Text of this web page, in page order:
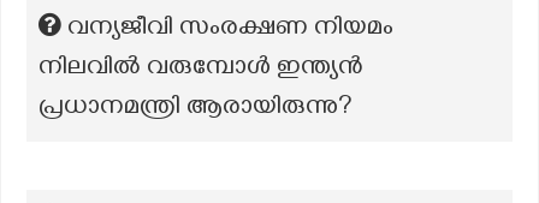
വന്യജീവി സംരക്ഷണ നിയമം
നിലവിൽ വരുമ്പോൾ ഇന്ത്യൻ
പ്രധാനമന്ത്രി ആരായിരുന്നു?